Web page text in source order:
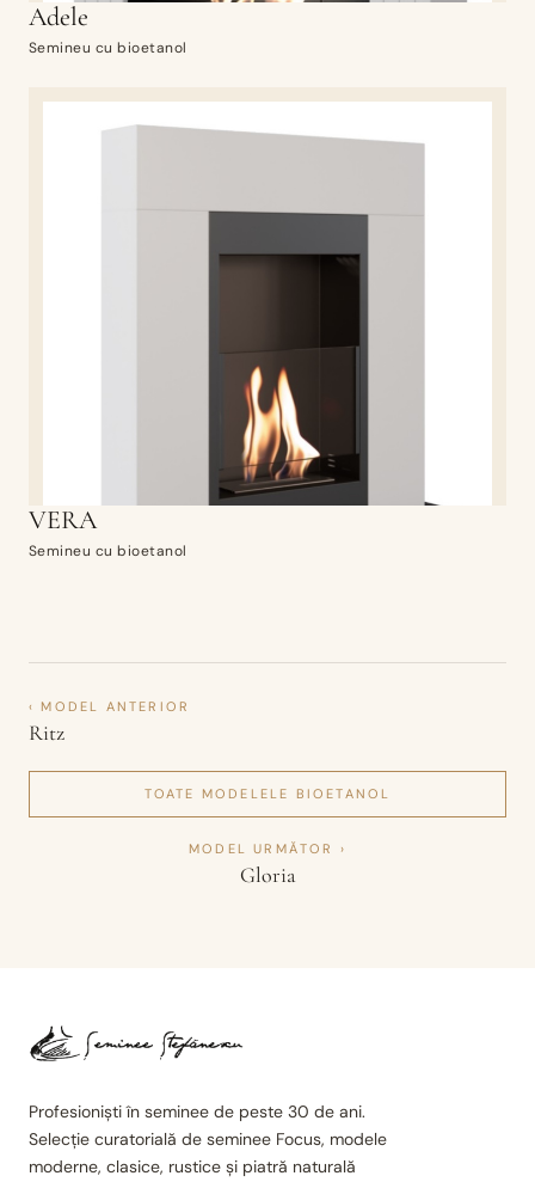
Adele
Semineu cu bioetanol
VERA
Semineu cu bioetanol
‹ MODEL ANTERIOR
Ritz
TOATE MODELELE BIOETANOL
MODEL URMĂTOR ›
Gloria
Profesioniști în seminee de peste 30 de ani.
Selecție curatorială de seminee Focus, modele
moderne, clasice, rustice și piatră naturală